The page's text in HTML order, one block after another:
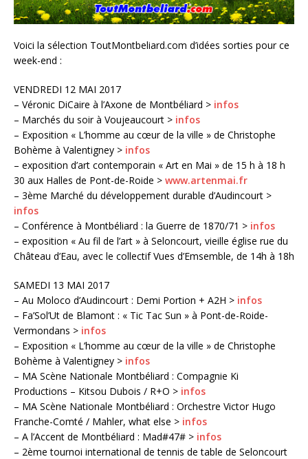
Voici la sélection ToutMontbeliard.com d’idées sorties pour ce
week-end :
VENDREDI 12 MAI 2017
– Véronic DiCaire à l’Axone de Montbéliard > infos
– Marchés du soir à Voujeaucourt > infos
– Exposition « L’homme au cœur de la ville » de Christophe
Bohème à Valentigney > infos
– exposition d’art contemporain « Art en Mai » de 15 h à 18 h
30 aux Halles de Pont-de-Roide > www.artenmai.fr
– 3ème Marché du développement durable d’Audincourt >
infos
– Conférence à Montbéliard : la Guerre de 1870/71 > infos
– exposition « Au fil de l’art » à Seloncourt, vieille église rue du
Château d’Eau, avec le collectif Vues d’Emsemble, de 14h à 18h
SAMEDI 13 MAI 2017
– Au Moloco d’Audincourt : Demi Portion + A2H > infos
– Fa’Sol’Ut de Blamont : « Tic Tac Sun » à Pont-de-Roide-
Vermondans > infos
– Exposition « L’homme au cœur de la ville » de Christophe
Bohème à Valentigney > infos
– MA Scène Nationale Montbéliard : Compagnie Ki
Productions – Kitsou Dubois / R+O > infos
– MA Scène Nationale Montbéliard : Orchestre Victor Hugo
Franche-Comté / Mahler, what else > infos
– A l’Accent de Montbéliard : Mad#47# > infos
– 2ème tournoi international de tennis de table de Seloncourt